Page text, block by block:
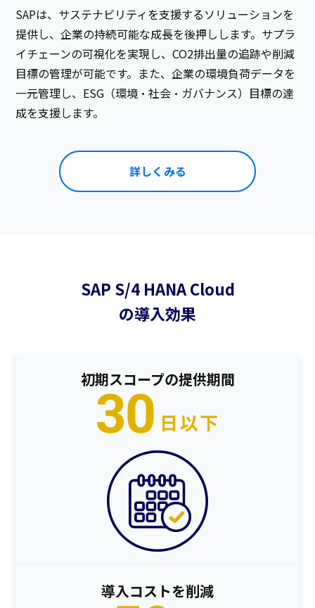
SAPは、サステナビリティを支援するソリューションを
提供し、企業の持続可能な成長を後押しします。サプラ
イチェーンの可視化を実現し、CO2排出量の追跡や削減
目標の管理が可能です。また、企業の環境負荷データを
一元管理し、ESG（環境・社会・ガバナンス）目標の達
成を支援します。​
詳しくみる
SAP S/4 HANA Cloud
の導入効果​
初期スコープの提供期間​
導入コストを削減